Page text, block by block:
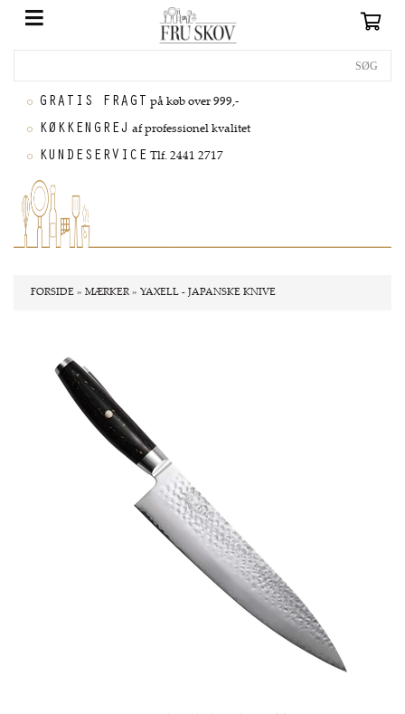
GRATIS FRAGT på køb over 999,-
KØKKENGREJ af professionel kvalitet
KUNDESERVICE Tlf. 2441 2717
FORSIDE » MÆRKER » YAXELL - JAPANSKE KNIVE